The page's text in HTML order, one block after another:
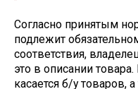
Согласно принятым
подлежит
соответствия,
это в описании
касается б/у товаров,